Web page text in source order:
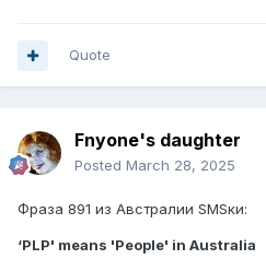
Quote
Fnyone's daughter
Posted March 28, 2025
Фраза 891 из Австралии SMSки:
‘PLP' means 'People' in Australia